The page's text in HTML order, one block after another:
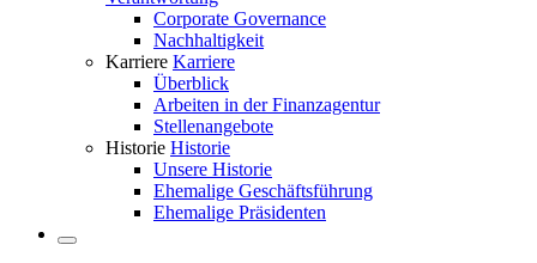
Corporate Governance
Nachhaltigkeit
Karriere Karriere
Überblick
Arbeiten in der Finanzagentur
Stellenangebote
Historie Historie
Unsere Historie
Ehemalige Geschäftsführung
Ehemalige Präsidenten